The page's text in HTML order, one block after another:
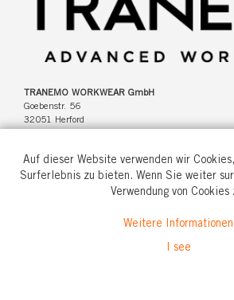
TRANEMO WORKWEAR GmbH
Goebenstr. 56
32051 Herford
Auf dieser Website verwenden wir
Surferlebnis zu bieten. Wenn Sie weiter
Verwendung von Cookies
Weitere Informationen
I see